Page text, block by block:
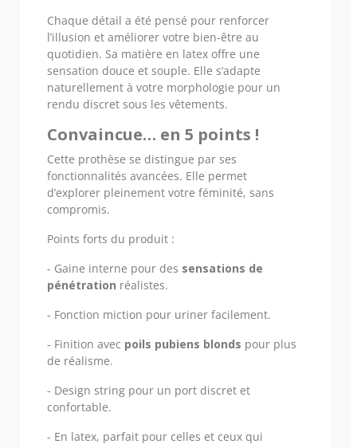
Chaque détail a été pensé pour renforcer
l’illusion et améliorer votre bien-être au
quotidien. Sa matière en latex offre une
sensation douce et souple. Elle s’adapte
naturellement à votre morphologie pour un
rendu discret sous les vêtements.
Convaincue… en 5 points !
Cette prothèse se distingue par ses
fonctionnalités avancées. Elle permet
d’explorer pleinement votre féminité, sans
compromis.
Points forts du produit :
- Gaine interne pour des sensations de
pénétration réalistes.
- Fonction miction pour uriner facilement.
- Finition avec poils pubiens blonds pour plus
de réalisme.
- Design string pour un port discret et
confortable.
- En latex, parfait pour celles et ceux qui